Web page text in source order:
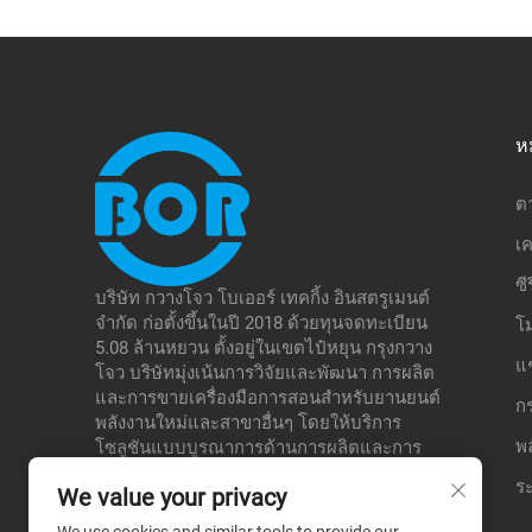
บริษัท กวางโจว โบเออร์ เทคกิ้ง อินสตรูเมนต์
จำกัด ก่อตั้งขึ้นในปี 2018 ด้วยทุนจดทะเบียน
5.08 ล้านหยวน ตั้งอยู่ในเขตไป๋หยุน กรุงกวาง
โจว บริษัทมุ่งเน้นการวิจัยและพัฒนา การผลิต
และการขายเครื่องมือการสอนสำหรับยานยนต์
พลังงานใหม่และสาขาอื่นๆ โดยให้บริการ
โซลูชันแบบบูรณาการด้านการผลิตและการ
ต่างๆ เป็นต้น ซึ่งช่วยสร้างข้อได้เปรียบเชิงความ
แตกต่างในตลาดเฉพาะทางของตนเอง
ห
ต
เ
ซี
โ
แ
ก
พ
ร
We value your privacy